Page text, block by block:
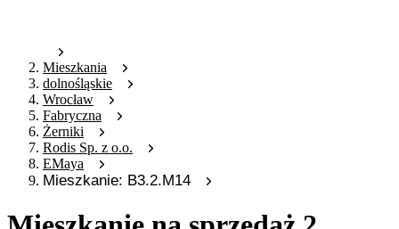
Mieszkania
dolnośląskie
Wrocław
Fabryczna
Żerniki
Rodis Sp. z o.o.
EMaya
Mieszkanie: B3.2.M14